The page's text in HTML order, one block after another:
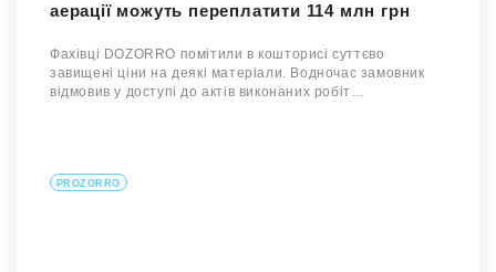
аерації можуть переплатити 114 млн грн
Фахівці DOZORRO помітили в кошторисі суттєво
завищені ціни на деякі матеріали. Водночас замовник
відмовив у доступі до актів виконаних робіт…
PROZORRO